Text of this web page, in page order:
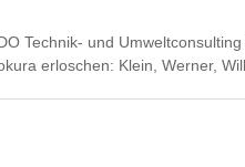
Technik- und
erloschen: Klein, Werner,